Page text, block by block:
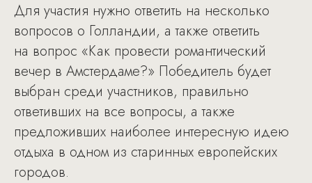
Для участия нужно ответить на несколько
вопросов о Голландии, а также ответить
на вопрос «Как провести романтический
вечер в Амстердаме?» Победитель будет
выбран среди участников, правильно
ответивших на все вопросы, а также
предложивших наиболее интересную идею
отдыха в одном из старинных европейских
городов.